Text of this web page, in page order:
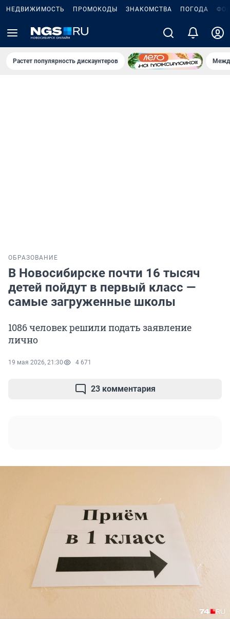
НЕДВИЖИМОСТЬ ПРОМОКОДЫ ЗНАКОМСТВА ПОГОДА
Растет популярность дискаунтеров
ОБРАЗОВАНИЕ
В Новосибирске почти 16 тысяч
детей пойдут в первый класс —
самые загруженные школы
1086 человек решили подать заявление
лично
19 мая 2026, 21:30 4 671
23 комментария